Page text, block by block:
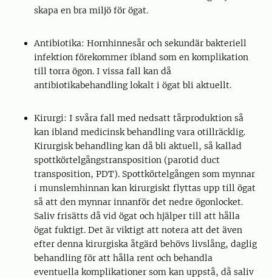
skapa en bra miljö för ögat.
Antibiotika: Hornhinnesår och sekundär bakteriell
infektion förekommer ibland som en komplikation
till torra ögon. I vissa fall kan då
antibiotikabehandling lokalt i ögat bli aktuellt.
Kirurgi: I svåra fall med nedsatt tårproduktion så
kan ibland medicinsk behandling vara otillräcklig.
Kirurgisk behandling kan då bli aktuell, så kallad
spottkörtelgångstransposition (parotid duct
transposition, PDT). Spottkörtelgången som mynnar
i munslemhinnan kan kirurgiskt flyttas upp till ögat
så att den mynnar innanför det nedre ögonlocket.
Saliv frisätts då vid ögat och hjälper till att hålla
ögat fuktigt. Det är viktigt att notera att det även
efter denna kirurgiska åtgärd behövs livslång, daglig
behandling för att hålla rent och behandla
eventuella komplikationer som kan uppstå, då saliv